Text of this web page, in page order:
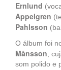
Ernlund
Appelgren
Pahlsson
O álbum foi
Månsson ,
som polido e